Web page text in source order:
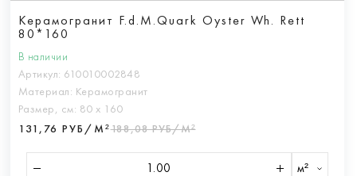
Керамогранит F.d.M.Quark Oyster Wh. Rett
80*160
В наличии
Артикул: 610010002848
Материал: Керамогранит
Размер, см: 80 х 160
131,76 РУБ/М²188,08 РУБ/М²
м²